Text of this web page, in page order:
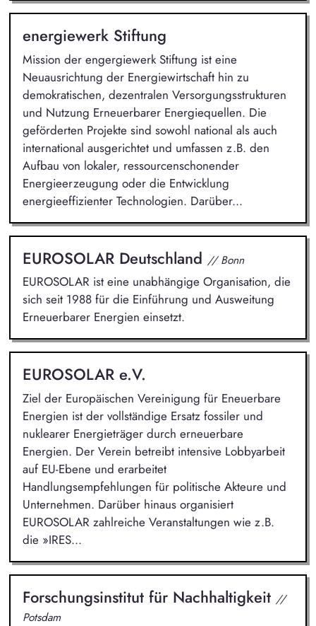
energiewerk Stiftung
Mission der engergiewerk Stiftung ist eine
Neuausrichtung der Energiewirtschaft hin zu
demokratischen, dezentralen Versorgungsstrukturen
und Nutzung Erneuerbarer Energiequellen. Die
geförderten Projekte sind sowohl national als auch
international ausgerichtet und umfassen z.B. den
Aufbau von lokaler, ressourcenschonender
Energieerzeugung oder die Entwicklung
energieeffizienter Technologien. Darüber...
EUROSOLAR Deutschland // Bonn
EUROSOLAR ist eine unabhängige Organisation, die
sich seit 1988 für die Einführung und Ausweitung
Erneuerbarer Energien einsetzt.
EUROSOLAR e.V.
Ziel der Europäischen Vereinigung für Eneuerbare
Energien ist der vollständige Ersatz fossiler und
nuklearer Energieträger durch erneuerbare
Energien. Der Verein betreibt intensive Lobbyarbeit
auf EU-Ebene und erarbeitet
Handlungsempfehlungen für politische Akteure und
Unternehmen. Darüber hinaus organisiert
EUROSOLAR zahlreiche Veranstaltungen wie z.B.
die »IRES...
Forschungsinstitut für Nachhaltigkeit //
Potsdam